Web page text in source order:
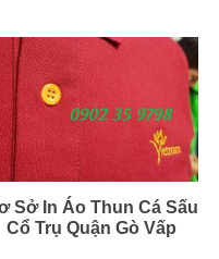
Sở In Áo Thun Cá Sấu
Cổ Trụ Quận Gò Vấp